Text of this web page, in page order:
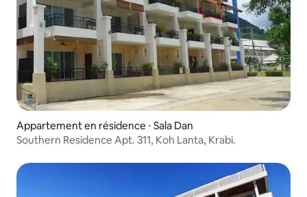
Appartement en résidence ⋅ Sala Dan
Southern Residence Apt. 311, Koh Lanta, Krabi.